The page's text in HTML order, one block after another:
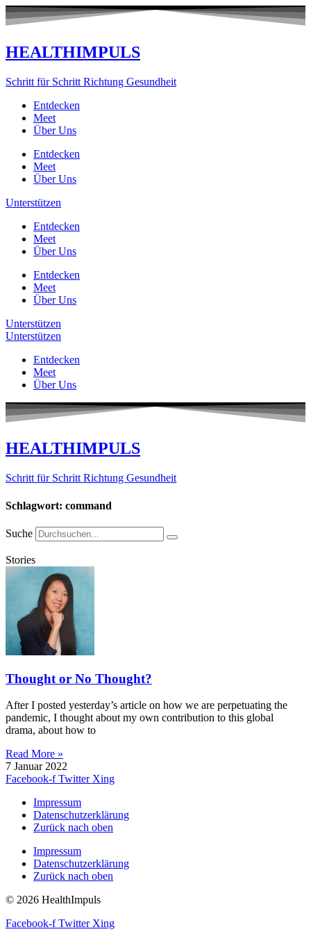
Zum
Inhalt
HEALTHIMPULS
Schritt für Schritt Richtung Gesundheit
Entdecken
Meet
Über Uns
Entdecken
Meet
Über Uns
Unterstützen
Entdecken
Meet
Über Uns
Entdecken
Meet
Über Uns
Unterstützen
Unterstützen
Entdecken
Meet
Über Uns
HEALTHIMPULS
Schritt für Schritt Richtung Gesundheit
Schlagwort: command
Suche
Stories
Thought or No Thought?
After I posted yesterday’s article on how we are perpetuating the
pandemic, I thought about my own contribution to this global
drama, about how to
Read More »
7 Januar 2022
Facebook-f Twitter Xing
Impressum
Datenschutzerklärung
Zurück nach oben
Impressum
Datenschutzerklärung
Zurück nach oben
© 2026 HealthImpuls
Facebook-f Twitter Xing